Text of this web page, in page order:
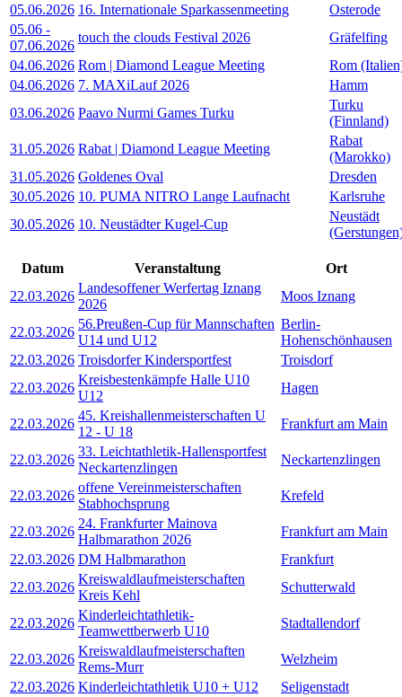
05.06.2026 16. Internationale Sparkassenmeeting
Osterode
05.06 -
07.06.2026
touch the clouds Festival 2026
Gräfelfing
04.06.2026 Rom | Diamond League Meeting
Rom
04.06.2026 7. MAXiLauf 2026
Hamm
03.06.2026 Paavo Nurmi Games Turku
Turku
(Finnland)
31.05.2026 Rabat | Diamond League Meeting
Rabat
(Marokko)
31.05.2026 Goldenes Oval
Dresden
30.05.2026 10. PUMA NITRO Lange Laufnacht
Karlsruhe
30.05.2026 10. Neustädter Kugel-Cup
Neustädt
Datum Veranstaltung
Ort
22.03.2026
Landesoffener Werfertag Iznang
2026
Moos Iznang
22.03.2026
56.Preußen-Cup für Mannschaften
U14 und U12
Berlin-
Hohenschönhausen
22.03.2026 Troisdorfer Kindersportfest
Troisdorf
22.03.2026
Kreisbestenkämpfe Halle U10
U12
Hagen
22.03.2026
45. Kreishallenmeisterschaften U
12 - U 18
Frankfurt am Main
22.03.2026
33. Leichtathletik-Hallensportfest
Neckartenzlingen
Neckartenzlingen
22.03.2026
offene Vereinmeisterschaften
Stabhochsprung
Krefeld
22.03.2026
24. Frankfurter Mainova
Halbmarathon 2026
Frankfurt am Main
22.03.2026 DM Halbmarathon
Frankfurt
22.03.2026
Kreiswaldlaufmeisterschaften
Kreis Kehl
Schutterwald
22.03.2026
Kinderleichtathletik-
Teamwettberwerb U10
Stadtallendorf
22.03.2026
Kreiswaldlaufmeisterschaften
Rems-Murr
Welzheim
22.03.2026 Kinderleichtathletik U10 + U12
Seligenstadt